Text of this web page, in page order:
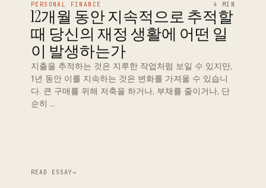
PERSONAL FINANCE 4 MIN
12개월 동안 지속적으로 추적할
때 당신의 재정 생활에 어떤 일
이 발생하는가
지출을 추적하는 것은 지루한 작업처럼 보일 수 있지만,
1년 동안 이를 지속하는 것은 변화를 가져올 수 있습니
다. 큰 구매를 위해 저축을 하거나, 부채를 줄이거나, 단
순히 …
READ ESSAY→